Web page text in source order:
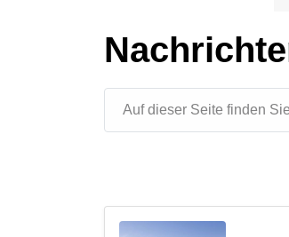
Auf dieser Seite finden